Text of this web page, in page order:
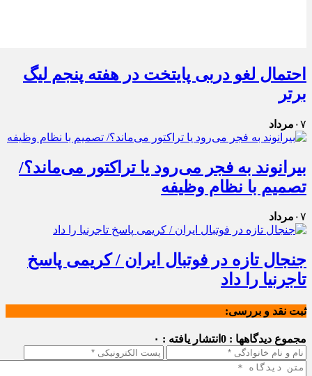
احتمال لغو دربی پایتخت در هفته پنجم لیگ
برتر
۰۷ مرداد
بیرانوند به فجر می‌رود یا تراکتور می‌ماند؟/
تصمیم با نظام وظیفه
۰۷ مرداد
جنجال تازه در فوتبال ایران / کریمی پاسخ
تاجرنیا را داد
ثبت نقد و بررسی:
مجموع دیدگاهها : 0 انتشار یافته : ۰